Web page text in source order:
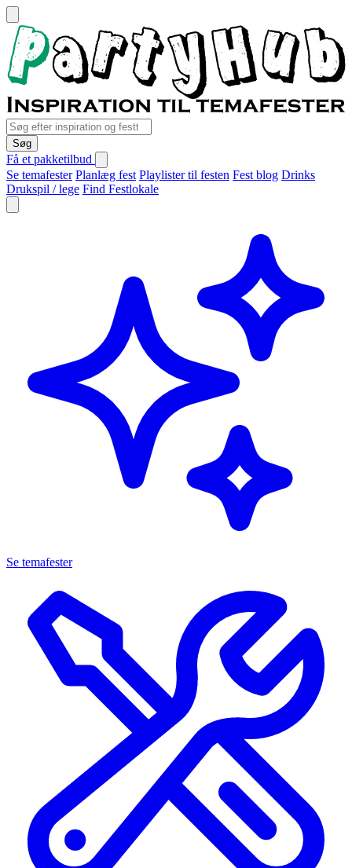
Søg
Få et pakketilbud
Se temafester Planlæg fest Playlister til festen Fest blog Drinks
Drukspil / lege Find Festlokale
Se temafester